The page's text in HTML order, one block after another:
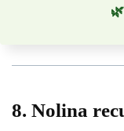
🌿
8. Nolina